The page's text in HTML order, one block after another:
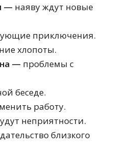
— наяву ждут новые
приключения.
хлопоты.
— проблемы с
беседе.
работу.
неприятности.
близкого